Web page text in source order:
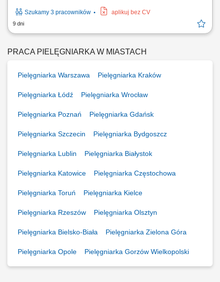
Szukamy 3 pracowników aplikuj bez CV
9 dni
PRACA PIELĘGNIARKA W MIASTACH
Pielęgniarka Warszawa Pielęgniarka Kraków
Pielęgniarka Łódź Pielęgniarka Wrocław
Pielęgniarka Poznań Pielęgniarka Gdańsk
Pielęgniarka Szczecin Pielęgniarka Bydgoszcz
Pielęgniarka Lublin Pielęgniarka Białystok
Pielęgniarka Katowice Pielęgniarka Częstochowa
Pielęgniarka Toruń Pielęgniarka Kielce
Pielęgniarka Rzeszów Pielęgniarka Olsztyn
Pielęgniarka Bielsko-Biała Pielęgniarka Zielona Góra
Pielęgniarka Opole Pielęgniarka Gorzów Wielkopolski